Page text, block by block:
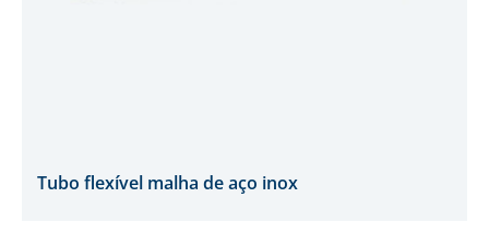
Tubo flexível malha de aço inox